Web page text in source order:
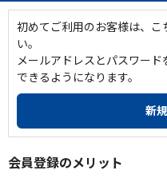
初めてご利用のお客様は、こ
い。
メールアドレスとパスワー
できるようになります。
会員登録のメリット